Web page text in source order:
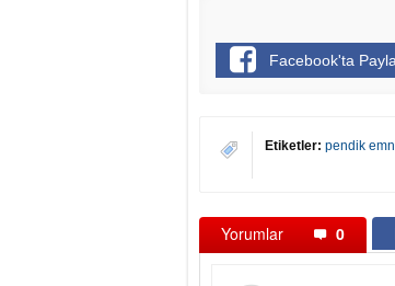
Facebook'ta
Etiketler: pendik
Yorumlar 0